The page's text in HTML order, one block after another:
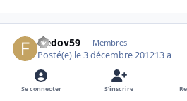
fredov59 Membres
Posté(e) le 3 décembre 201213 a
Bonjour,
Se connecter S’inscrire